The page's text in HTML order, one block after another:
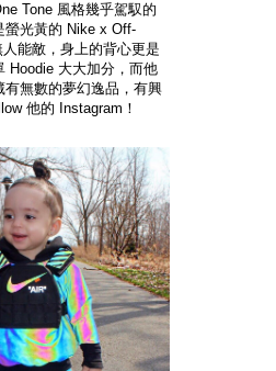
Tone 風格幾乎駕馭的
螢光黃的 Nike x Off-
能敵，身上的背心更是
Hoodie 大大加分，而他
有無數的夢幻逸品，有興
他的 Instagram！